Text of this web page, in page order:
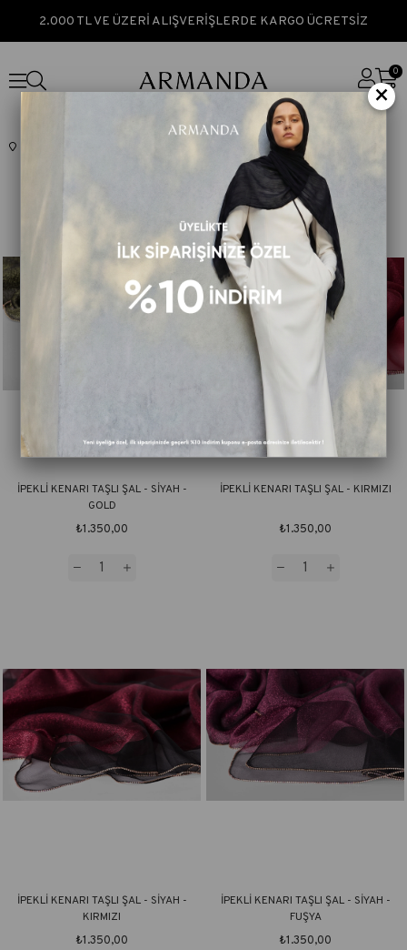
2.000 TL VE ÜZERİ ALIŞVERİŞLERDE KARGO ÜCRETSİZ
0
İPEKLİ KENARI TAŞLI ŞAL - SİYAH -
GOLD
₺1.350,00
İPEKLİ KENARI TAŞLI ŞAL - KIRMIZI
₺1.350,00
İPEKLİ KENARI TAŞLI ŞAL - SİYAH -
KIRMIZI
₺1.350,00
İPEKLİ KENARI TAŞLI ŞAL - SİYAH -
FUŞYA
₺1.350,00
×